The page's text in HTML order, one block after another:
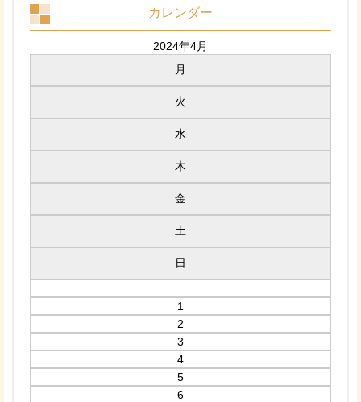
カレンダー
2024年4月
月
火
水
木
金
土
日
1
2
3
4
5
6